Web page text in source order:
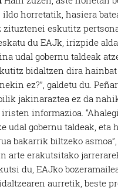
ildo horretatik, hasiera
zituztenei eskutitz
du EAJk, irizpide
udal gobernu taldeak
bidaltzen dira
ez?”, galdetu du.
jakinaraztea ez da
informazioa.
udal gobernu taldeak, eta
bakarrik biltzeko
arte erakutsitako
du, EAJko
aurretik, beste